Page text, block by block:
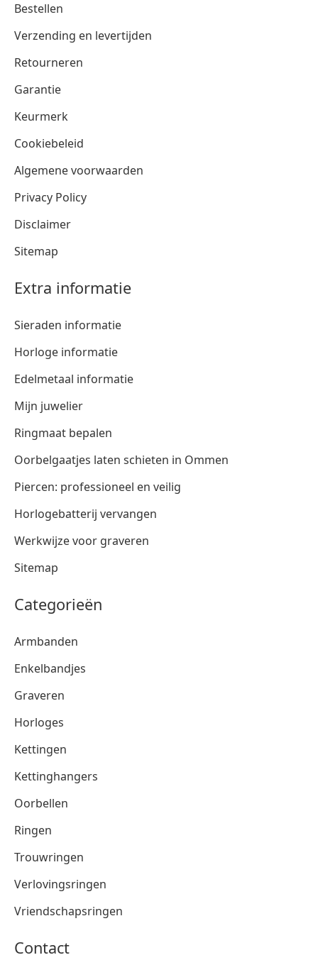
Bestellen
Verzending en levertijden
Retourneren
Garantie
Keurmerk
Cookiebeleid
Algemene voorwaarden
Privacy Policy
Disclaimer
Sitemap
Extra informatie
Sieraden informatie
Horloge informatie
Edelmetaal informatie
Mijn juwelier
Ringmaat bepalen
Oorbelgaatjes laten schieten in Ommen
Piercen: professioneel en veilig
Horlogebatterij vervangen
Werkwijze voor graveren
Sitemap
Categorieën
Armbanden
Enkelbandjes
Graveren
Horloges
Kettingen
Kettinghangers
Oorbellen
Ringen
Trouwringen
Verlovingsringen
Vriendschapsringen
Contact